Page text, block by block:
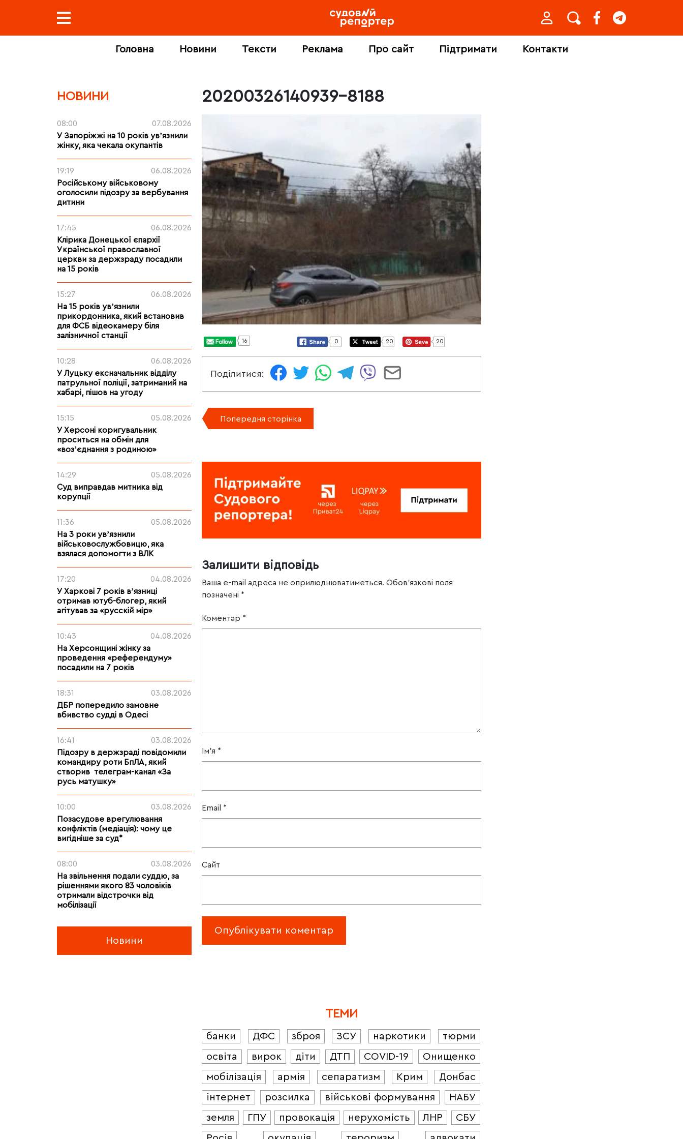
Головна Новини Тексти Реклама Про сайт Підтримати Контакти
НОВИНИ
08:00
07.08.2026
У Запоріжжі на 10 років увʼязнили
жінку, яка чекала окупантів
19:19
06.08.2026
Російському військовому
оголосили підозру за вербування
дитини
17:45
06.08.2026
Клірика Донецької єпархії
Української православної
церкви за держзраду посадили
на 15 років
15:27
06.08.2026
На 15 років увʼязнили
прикордонника, який встановив
для ФСБ відеокамеру біля
залізничної станції
10:28
06.08.2026
У Луцьку ексначальник відділу
патрульної поліції, затриманий на
хабарі, пішов на угоду
15:15
05.08.2026
У Херсоні коригувальник
проситься на обмін для
«возʼєднання з родиною»
14:29
05.08.2026
Суд виправдав митника від
корупції
11:36
05.08.2026
На 3 роки увʼязнили
військовослужбовицю, яка
взялася допомогти з ВЛК
17:20
04.08.2026
У Харкові 7 років вʼязниці
отримав ютуб-блогер, який
агітував за «русскій мір»
10:43
04.08.2026
На Херсонщині жінку за
проведення «референдуму»
посадили на 7 років
18:31
03.08.2026
ДБР попередило замовне
вбивство судді в Одесі
16:41
03.08.2026
Підозру в держзраді повідомили
командиру роти БпЛА, який
створив телеграм-канал «За
русь матушку»
10:00
03.08.2026
Позасудове врегулювання
конфліктів (медіація): чому це
вигідніше за суд*
08:00
03.08.2026
На звільнення подали суддю, за
рішеннями якого 83 чоловіків
отримали відстрочки від
мобілізації
Новини
20200326140939-8188
16 0 20 20
Поділитися:
Попередня сторінка
Залишити відповідь
Ваша e-mail адреса не оприлюднюватиметься. Обов’язкові поля
позначені *
Коментар *
Ім'я *
Email *
Сайт
ТЕМИ
банки ДФС зброя ЗСУ наркотики
тюрми
освіта
вирок діти ДТП COVID-19
Онищенко
мобілізація
армія сепаратизм Крим
Донбас
інтернет
розсилка військові формування
НАБУ
земля
ГПУ провокація нерухомість ЛНР
СБУ